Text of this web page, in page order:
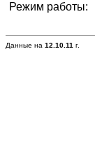
Режим работы:
Данные на 12.10.11 г.